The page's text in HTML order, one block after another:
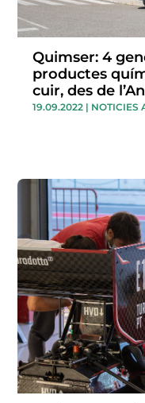
Quimser: 4
productes
cuir, des de
19.09.2022 | NOTICIES